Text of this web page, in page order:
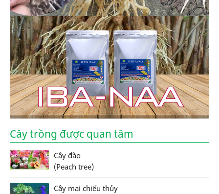
Cây trồng được quan tâm
Cây đào
(Peach tree)
Cây mai chiếu thủy